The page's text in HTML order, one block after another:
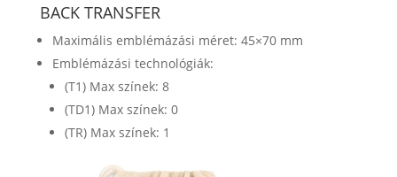
BACK TRANSFER
Maximális emblémázási méret: 45×70 mm
Emblémázási technológiák:
(T1) Max színek: 8
(TD1) Max színek: 0
(TR) Max színek: 1